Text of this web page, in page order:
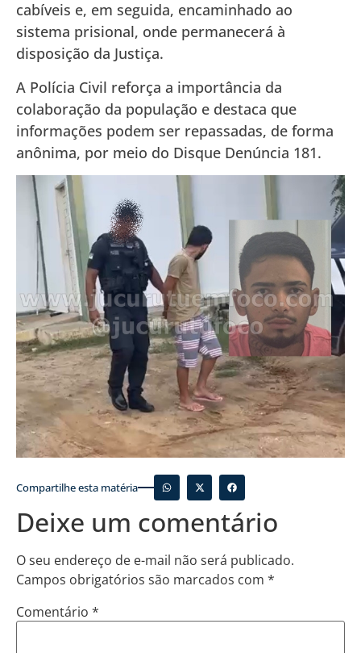
cabíveis e, em seguida, encaminhado ao
sistema prisional, onde permanecerá à
disposição da Justiça.
A Polícia Civil reforça a importância da
colaboração da população e destaca que
informações podem ser repassadas, de forma
anônima, por meio do Disque Denúncia 181.
Compartilhe esta matéria
Deixe um comentário
O seu endereço de e-mail não será publicado.
Campos obrigatórios são marcados com *
Comentário *